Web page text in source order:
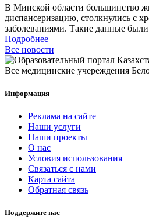
В Минской области большинство
диспансеризацию, столкнулись с
заболеваниями. Такие данные
Подробнее
Все новости
Все медицинские учереждения
Информация
Реклама на сайте
Наши услуги
Наши проекты
О нас
Условия использования
Связаться с нами
Карта сайта
Обратная связь
Поддержите нас